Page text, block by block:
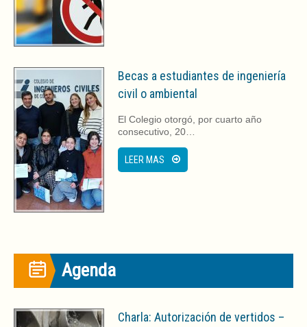
Becas a estudiantes de ingeniería
civil o ambiental
El Colegio otorgó, por cuarto año
consecutivo, 20…
LEER MAS
Agenda
Charla: Autorización de vertidos –